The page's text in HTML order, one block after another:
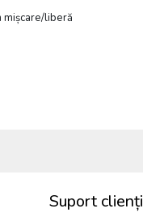
mișcare/liberă
Suport clienți